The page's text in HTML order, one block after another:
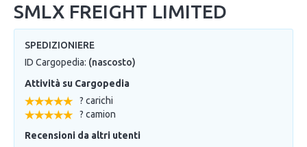
SMLX FREIGHT LIMITED
SPEDIZIONIERE
ID Cargopedia: (nascosto)
Attività su Cargopedia
? carichi
? camion
Recensioni da altri utenti